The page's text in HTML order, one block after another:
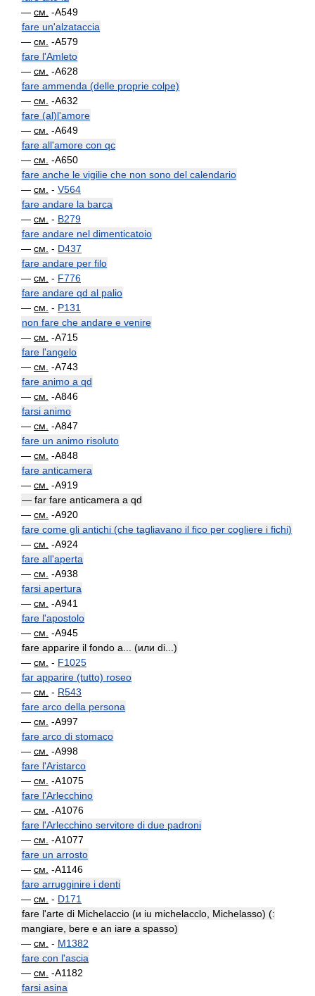
— см. -A549
fare un'alzataccia
— см. -A579
fare l'Amleto
— см. -A628
fare ammenda (delle proprie colpe)
— см. -A632
fare (al)l'amore
— см. -A649
fare all'amore con qc
— см. -A650
fare anche le vigilie che non sono del calendario
— см. - V564
fare andare la barca
— см. - B279
fare andare nel dimenticatoio
— см. - D437
fare andare per filo
— см. - F776
fare andare qd al palio
— см. - P131
non fare che andare e venire
— см. -A715
fare l'angelo
— см. -A743
fare animo a qd
— см. -A846
farsi animo
— см. -A847
fare un animo risoluto
— см. -A848
fare anticamera
— см. -A919
— far fare anticamera a qd
— см. -A920
fare come gli antichi (che tagliavano il fico per cogliere i fichi)
— см. -A924
fare all'aperta
— см. -A938
farsi apertura
— см. -A941
fare l'apostolo
— см. -A945
fare apparire il fondo a... (или di...)
— см. - F1025
far apparire (tutto) roseo
— см. - R543
fare arco della persona
— см. -A997
fare arco di stomaco
— см. -A998
fare l'Aristarco
— см. -A1075
fare l'Arlecchino
— см. -A1076
fare l'Arlecchino servitore di due padroni
— см. -A1077
fare un arrosto
— см. -A1146
fare arrugginire i denti
— см. - D171
fare l'arte di Michelaccio (и iu michelacclo, Michelasso) (:
mangiare, bere e an iare a spasso)
— см. - M1382
fare con l'ascia
— см. -A1182
farsi asina